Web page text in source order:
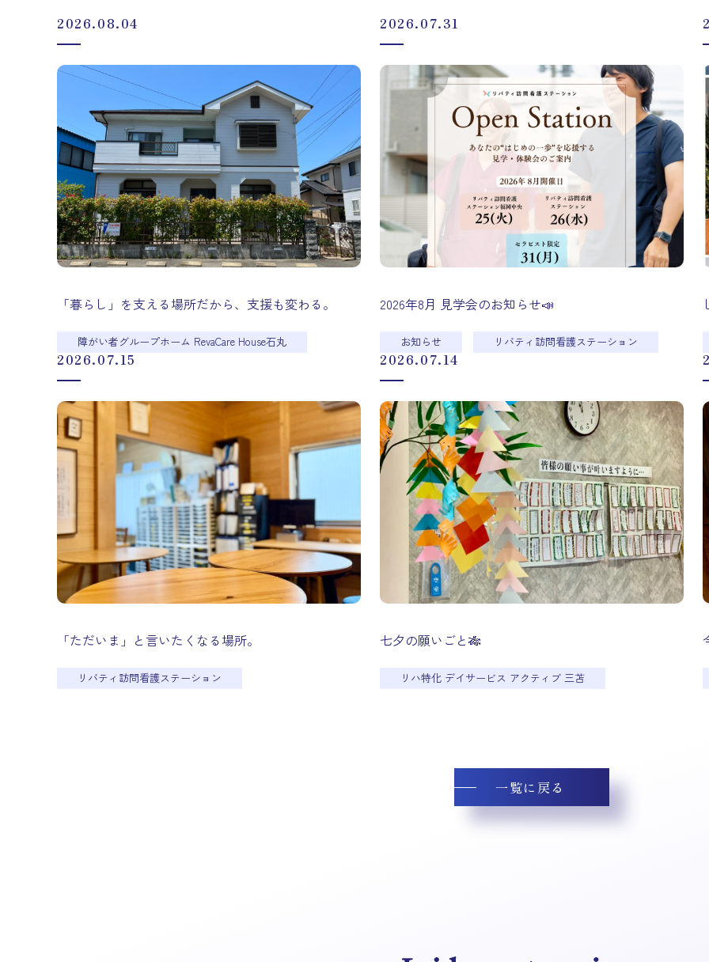
2026.08.04
「暮らし」を支える場所だから、支援も変わる。
障がい者グループホーム RevaCare House石丸
2026.07.31
2026年8月 見学会のお知らせ📣
お知らせ リバティ訪問看護ステーション
2026.07.15
「ただいま」と言いたくなる場所。
リバティ訪問看護ステーション
2026.07.14
七夕の願いごと🎋
リハ特化 デイサービス アクティブ 三苫
一覧に戻る